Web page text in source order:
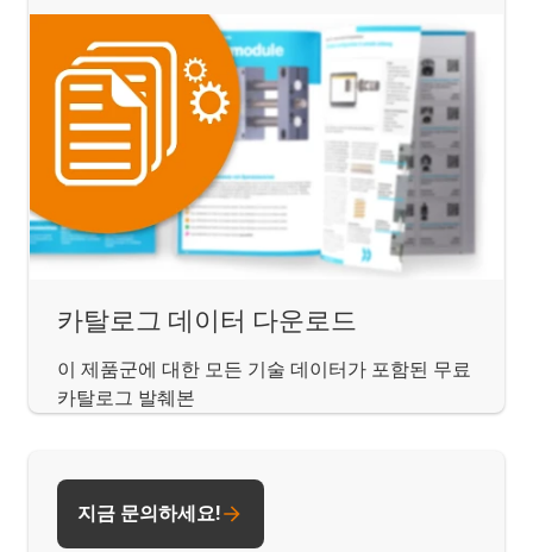
카탈로그 데이터 다운로드
이 제품군에 대한 모든 기술 데이터가 포함된 무료
카탈로그 발췌본
지금 문의하세요!